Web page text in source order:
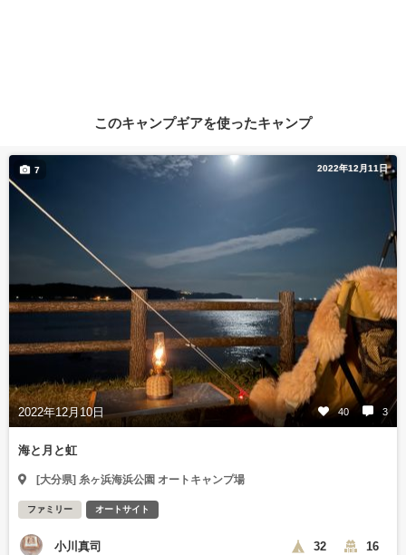
このキャンプギアを使ったキャンプ
2022年12月11日
2022年12月10日 40 3
7
海と月と虹
[大分県] 糸ヶ浜海浜公園 オートキャンプ場
ファミリー オートサイト
小川真司 32 16